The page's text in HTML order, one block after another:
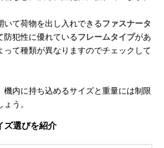
いて荷物を出し入れできるファスナータ
防犯性に優れているフレームタイプがあ
って種類が異なりますのでチェックして
機内に持ち込めるサイズと重量には制限
う。
ズ選びを紹介